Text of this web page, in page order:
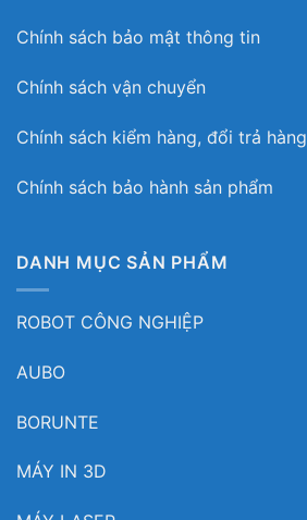
Chính sách bảo mật thông tin
Chính sách vận chuyển
Chính sách kiểm hàng, đổi trả hàng
Chính sách bảo hành sản phẩm
DANH MỤC SẢN PHẨM
ROBOT CÔNG NGHIỆP
AUBO
BORUNTE
MÁY IN 3D